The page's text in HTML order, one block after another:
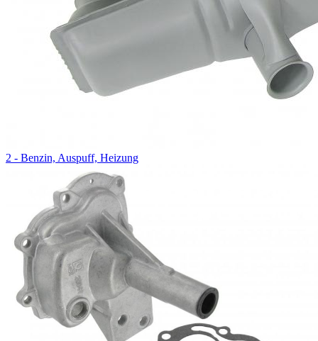
2 - Benzin, Auspuff, Heizung